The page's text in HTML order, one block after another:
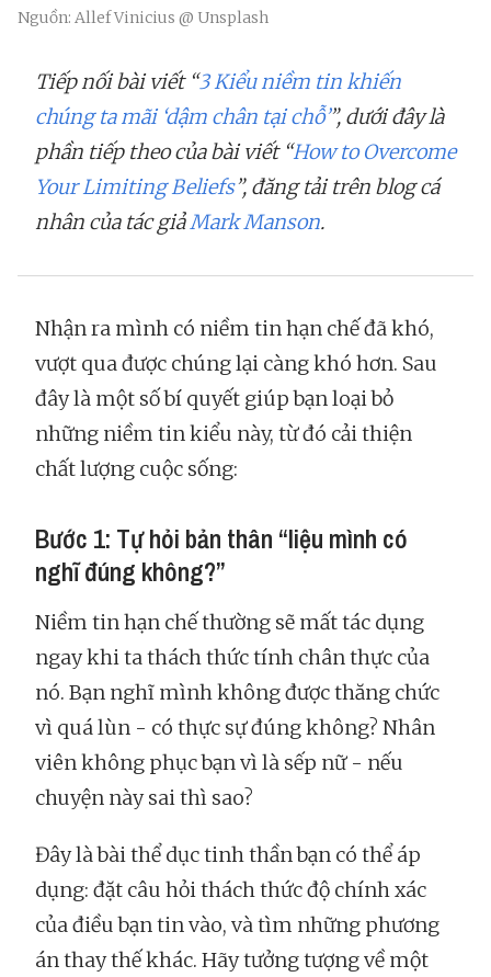
Nguồn: Allef Vinicius @ Unsplash
Tiếp nối bài viết “3 Kiểu niềm tin khiến
chúng ta mãi ‘dậm chân tại chỗ’”, dưới đây là
phần tiếp theo của bài viết “How to Overcome
Your Limiting Beliefs”, đăng tải trên blog cá
nhân của tác giảMark Manson.
Nhận ra mình có niềm tin hạn chế đã khó,
vượt qua được chúng lại càng khó hơn. Sau
đây là một số bí quyết giúp bạn loại bỏ
những niềm tin kiểu này, từ đó cải thiện
chất lượng cuộc sống:
Bước 1: Tự hỏi bản thân “liệu mình có
nghĩ đúng không?”
Niềm tin hạn chế thường sẽ mất tác dụng
ngay khi ta thách thức tính chân thực của
nó. Bạn nghĩ mình không được thăng chức
vì quá lùn - có thực sự đúng không? Nhân
viên không phục bạn vì là sếp nữ - nếu
chuyện này sai thì sao?
Đây là bài thể dục tinh thần bạn có thể áp
dụng: đặt câu hỏi thách thức độ chính xác
của điều bạn tin vào, và tìm những phương
án thay thế khác. Hãy tưởng tượng về một